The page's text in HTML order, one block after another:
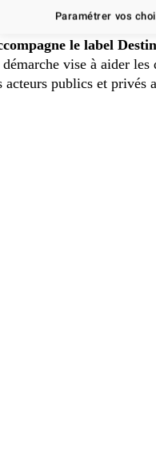
la structuration de la
le label
démarche vise à aider
publics et privés
Paramétrer vos